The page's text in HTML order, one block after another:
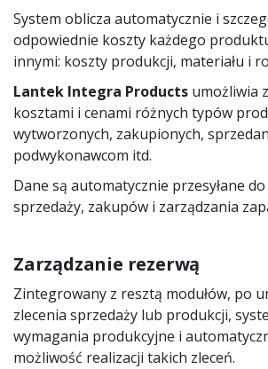
System oblicza automatycznie i
odpowiednie koszty każdego
innymi: koszty produkcji, materiału i
Lantek Integra Products umożliwia
kosztami i cenami różnych typów
wytworzonych, zakupionych,
podwykonawcom itd.
Dane są automatycznie przesyłane do
sprzedaży, zakupów i zarządzania
Zarządzanie rezerwą
Zintegrowany z resztą modułów, po
zlecenia sprzedaży lub produkcji,
wymagania produkcyjne i
możliwość realizacji takich zleceń.